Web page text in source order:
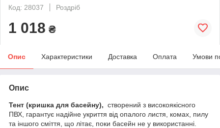
Код: 28037
Роздріб
1 018 ₴
Опис Характеристики Доставка Оплата Умови
Опис
Тент (кришка для басейну), створений з високоякісного
ПВХ, гарантує надійне укриття від опалого листя, комах, пилу
та іншого сміття, що літає, поки басейн не у використанні.